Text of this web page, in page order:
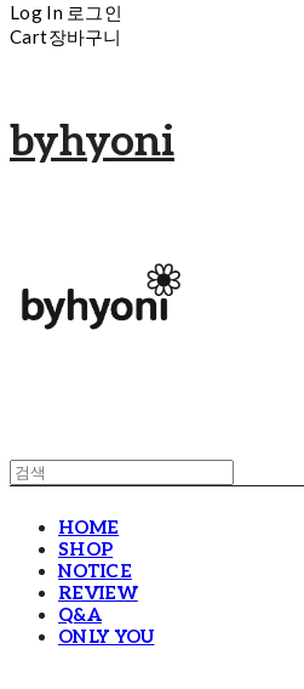
Log In 로그인
Cart장바구니
byhyoni
HOME
SHOP
NOTICE
REVIEW
Q&A
ONLY YOU